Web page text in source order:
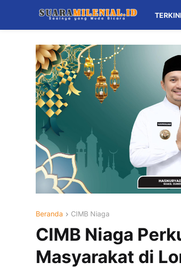
TERKINI
Beranda CIMB Niaga
CIMB Niaga
Masyarakat di